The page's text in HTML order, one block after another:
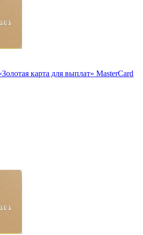
карта для выплат» MasterCard